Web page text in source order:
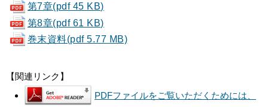
第7章(pdf 45 KB)
第8章(pdf 61 KB)
巻末資料(pdf 5.77 MB)
【関連リンク】
PDFファイルをご覧いただくためには、